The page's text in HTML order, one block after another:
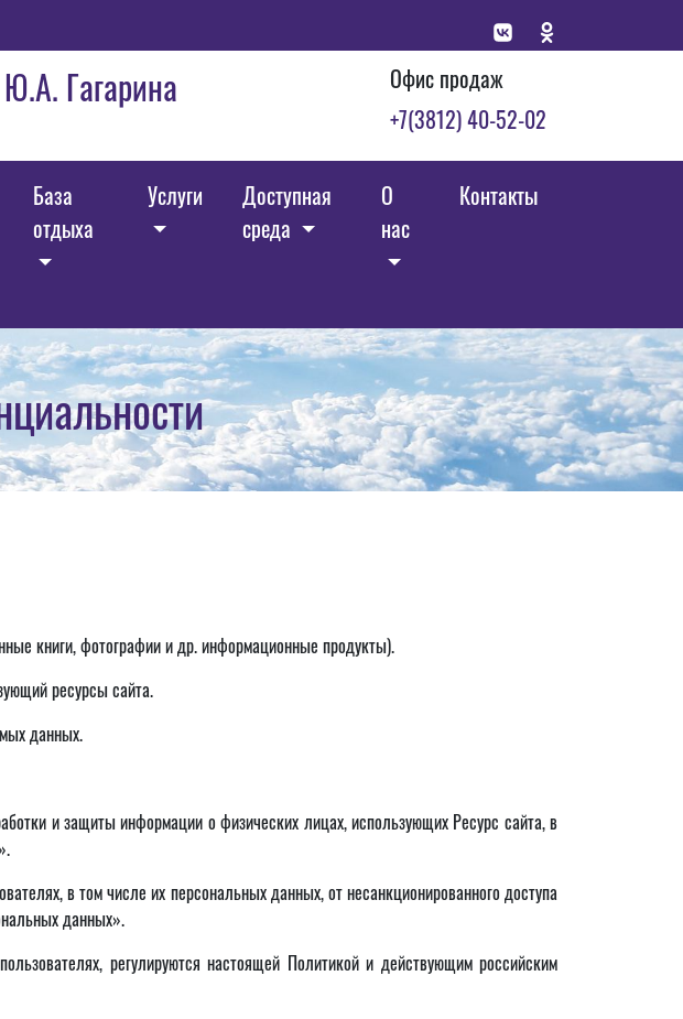
Гагарина
Офис продаж
+7(3812) 40-52-02
База
отдыха
Услуги
Доступная
среда
О
нас
Контакты
книги, фотографии и др. информационные продукты).
ресурсы сайта.
данных.
и защиты информации о физических лицах, использующих Ресурс сайта, в
в том числе их персональных данных, от несанкционированного доступа
данных».
регулируются настоящей Политикой и действующим российским